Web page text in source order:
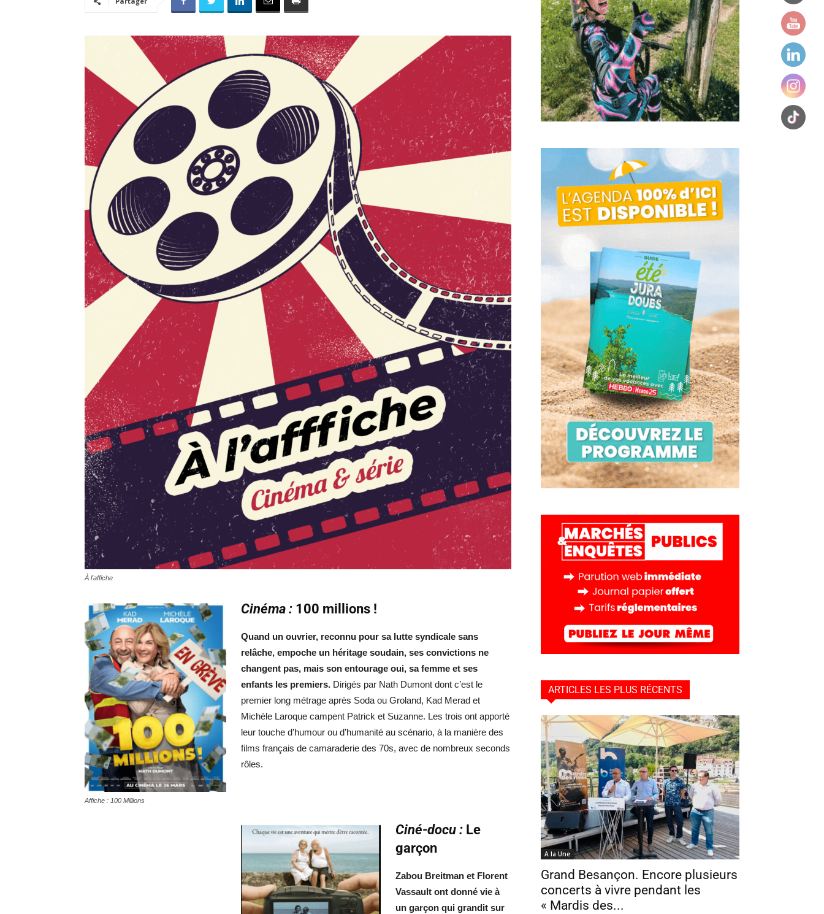
l'info
locale
Hebdo25
À l'affiche
Affiche : 100 Millions
Cinéma : 100 millions !
Quand un ouvrier, reconnu pour sa lutte syndicale sans
relâche, empoche un héritage soudain, ses convictions ne
changent pas, mais son entourage oui, sa femme et ses
enfants les premiers. Dirigés par Nath Dumont dont c’est le
premier long métrage après Soda ou Groland, Kad Merad et
Michèle Laroque campent Patrick et Suzanne. Les trois ont apporté
leur touche d’humour ou d’humanité au scénario, à la manière des
films français de camaraderie des 70s, avec de nombreux seconds
rôles.
Ciné-docu : Le
garçon
Zabou Breitman et Florent
Vassault ont donné vie à
un garçon qui grandit sur
ARTICLES LES PLUS RÉCENTS
A la Une
Grand Besançon. Encore plusieurs
concerts à vivre pendant les
« Mardis des...